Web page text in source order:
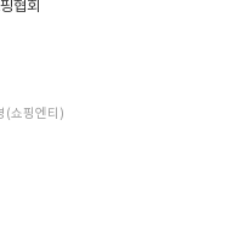
(쇼핑엔티)